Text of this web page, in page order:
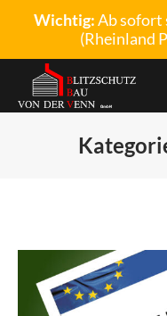
Wichtig:Ab sofort
(Rheinland